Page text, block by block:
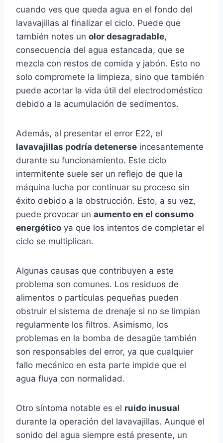
cuando ves que queda agua en el fondo del
lavavajillas al finalizar el ciclo. Puede que
también notes un olor desagradable,
consecuencia del agua estancada, que se
mezcla con restos de comida y jabón. Esto no
solo compromete la limpieza, sino que también
puede acortar la vida útil del electrodoméstico
debido a la acumulación de sedimentos.
Además, al presentar el error E22, el
lavavajillas podría detenerse incesantemente
durante su funcionamiento. Este ciclo
intermitente suele ser un reflejo de que la
máquina lucha por continuar su proceso sin
éxito debido a la obstrucción. Esto, a su vez,
puede provocar un aumento en el consumo
energético ya que los intentos de completar el
ciclo se multiplican.
Algunas causas que contribuyen a este
problema son comunes. Los residuos de
alimentos o partículas pequeñas pueden
obstruir el sistema de drenaje si no se limpian
regularmente los filtros. Asimismo, los
problemas en la bomba de desagüe también
son responsables del error, ya que cualquier
fallo mecánico en esta parte impide que el
agua fluya con normalidad.
Otro síntoma notable es el ruido inusual
durante la operación del lavavajillas. Aunque el
sonido del agua siempre está presente, un